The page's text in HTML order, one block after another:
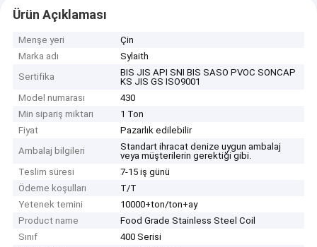
Ürün Açıklaması
Menşe yeri
Çin
Marka adı
Sylaith
Sertifika
BIS JIS API SNI BIS SASO PVOC SONCAP
KS JIS GS ISO9001
Model numarası
430
Min sipariş miktarı
1 Ton
Fiyat
Pazarlık edilebilir
Ambalaj bilgileri
Standart ihracat denize uygun ambalaj
veya müşterilerin gerektiği gibi.
Teslim süresi
7-15 iş günü
Ödeme koşulları
T/T
Yetenek temini
10000+ton/ton+ay
Product name
Food Grade Stainless Steel Coil
Sınıf
400 Serisi